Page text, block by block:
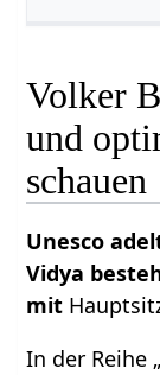
Volker
und
schauen
Unesco
Vidya
mit
In der Reihe